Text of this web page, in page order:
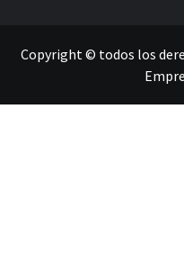
Copyright © todos los